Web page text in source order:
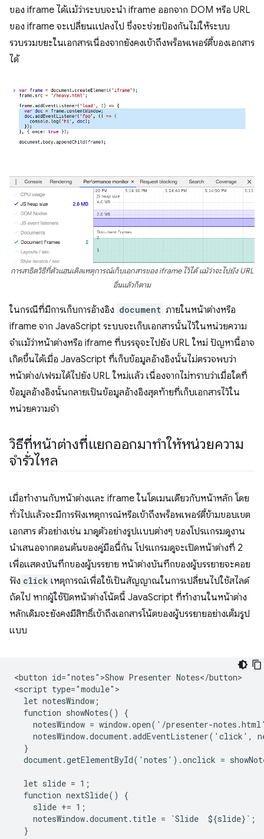
ของ iframe ได้แม้ว่าระบบจะนำ iframe ออกจาก DOM หรือ URL
ของ iframe จะเปลี่ยนแปลงไป ซึ่งจะช่วยป้องกันไม่ให้ระบบ
รวบรวมขยะในเอกสารเนื่องจากยังคงเข้าถึงพร็อพเพอร์ตี้ของเอกสาร
ได้
การสาธิตวิธีที่ตัวแฮนเดิลเหตุการณ์เก็บเอกสารของ iframe ไว้ได้ แม้ว่าจะไปยัง URL
อื่นแล้วก็ตาม
ในกรณีที่มีการเก็บการอ้างอิง document ภายในหน้าต่างหรือ
iframe จาก JavaScript ระบบจะเก็บเอกสารนั้นไว้ในหน่วยความ
จำแม้ว่าหน้าต่างหรือ iframe ที่บรรจุจะไปยัง URL ใหม่ ปัญหานี้อาจ
เกิดขึ้นได้เมื่อ JavaScript ที่เก็บข้อมูลอ้างอิงนั้นไม่ตรวจพบว่า
หน้าต่าง/เฟรมได้ไปยัง URL ใหม่แล้ว เนื่องจากไม่ทราบว่าเมื่อใดที่
ข้อมูลอ้างอิงนั้นกลายเป็นข้อมูลอ้างอิงสุดท้ายที่เก็บเอกสารไว้ใน
หน่วยความจำ
วิธีที่หน้าต่างที่แยกออกมาทําให้หน่วยความ
จํารั่วไหล
เมื่อทํางานกับหน้าต่างและ iframe ในโดเมนเดียวกับหน้าหลัก โดย
ทั่วไปแล้วจะมีการฟังเหตุการณ์หรือเข้าถึงพร็อพเพอร์ตี้ข้ามขอบเขต
เอกสาร ตัวอย่างเช่น มาดูตัวอย่างรูปแบบต่างๆ ของโปรแกรมดูงาน
นำเสนอจากตอนต้นของคู่มือนี้กัน โปรแกรมดูจะเปิดหน้าต่างที่ 2
เพื่อแสดงบันทึกของผู้บรรยาย หน้าต่างบันทึกของผู้บรรยายจะคอย
ฟัง click เหตุการณ์เพื่อใช้เป็นสัญญาณในการเปลี่ยนไปใช้สไลด์
ถัดไป หากผู้ใช้ปิดหน้าต่างโน้ตนี้ JavaScript ที่ทำงานในหน้าต่าง
หลักเดิมจะยังคงมีสิทธิ์เข้าถึงเอกสารโน้ตของผู้บรรยายอย่างเต็มรูป
แบบ
<button id="notes">Show Presenter Notes</button>
<script type="module">
  let notesWindow;
  function showNotes() {
notesWindow = window.open('/presenter-
notesWindow.document.addEventListener('click',
  }
document.getElementById('notes').onclick =
  let slide = 1;
  function nextSlide() {
    slide += 1;
    notesWindow.document.title = `Slide  ${slide}`;
  }